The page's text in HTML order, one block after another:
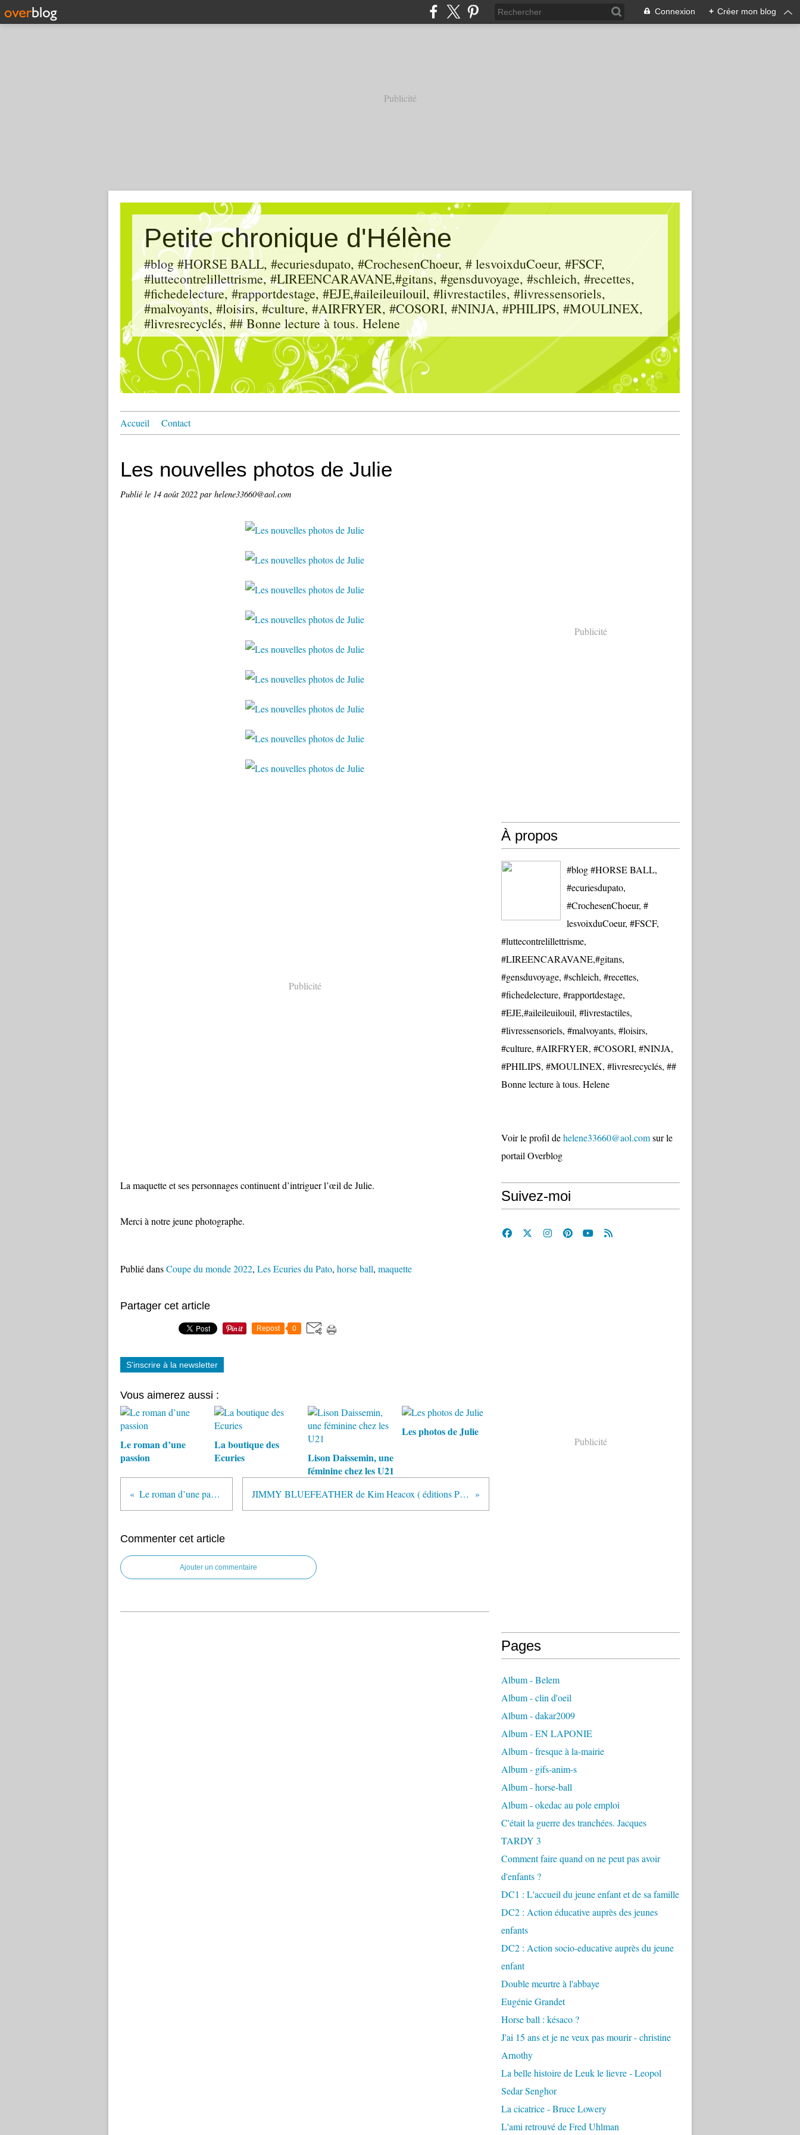
Connexion + Créer mon blog
Publicité
Petite chronique d'Hélène
#blog #HORSE BALL, #ecuriesdupato, #CrochesenChoeur, # lesvoixduCoeur, #FSCF,
#luttecontrelillettrisme, #LIREENCARAVANE,#gitans, #gensduvoyage, #schleich, #recettes,
#fichedelecture, #rapportdestage, #EJE,#aileileuilouil, #livrestactiles, #livressensoriels,
#malvoyants, #loisirs, #culture, #AIRFRYER, #COSORI, #NINJA, #PHILIPS, #MOULINEX,
#livresrecyclés, ## Bonne lecture à tous. Helene
Accueil Contact
Les nouvelles photos de Julie
Publié le 14 août 2022 par helene33660@aol.com
Publicité
La maquette et ses personnages continuent d’intriguer l’œil de Julie.
Merci à notre jeune photographe.
Publié dansCoupe du monde 2022, Les Ecuries du Pato, horse ball, maquette
Partager cet article
Repost 0
S'inscrire à la newsletter
Vous aimerez aussi :
Le roman d’une
passion
La boutique des
Ecuries
Lison Daissemin, une
féminine chez les U21
Les photos de Julie
Le roman d’une passion JIMMY BLUEFEATHER de Kim Heacox ( éditions Paulsen)
Commenter cet article
Ajouter un commentaire
Publicité
À propos
#blog #HORSE BALL,
#ecuriesdupato,
#CrochesenChoeur, #
lesvoixduCoeur, #FSCF,
#luttecontrelillettrisme,
#LIREENCARAVANE,#gitans,
#gensduvoyage, #schleich, #recettes,
#fichedelecture, #rapportdestage,
#EJE,#aileileuilouil, #livrestactiles,
#livressensoriels, #malvoyants, #loisirs,
#culture, #AIRFRYER, #COSORI, #NINJA,
#PHILIPS, #MOULINEX, #livresrecyclés, ##
Bonne lecture à tous. Helene
Voir le profil dehelene33660@aol.comsur le
portail Overblog
Suivez-moi
Publicité
Pages
Album - Belem
Album - clin d'oeil
Album - dakar2009
Album - EN LAPONIE
Album - fresque à la-mairie
Album - gifs-anim-s
Album - horse-ball
Album - okedac au pole emploi
C'était la guerre des tranchées. Jacques
TARDY 3
Comment faire quand on ne peut pas avoir
d'enfants ?
DC1 : L'accueil du jeune enfant et de sa famille
DC2 : Action éducative auprès des jeunes
enfants
DC2 : Action socio-educative auprès du jeune
enfant
Double meurtre à l'abbaye
Eugénie Grandet
Horse ball : késaco ?
J'ai 15 ans et je ne veux pas mourir - christine
Arnothy
La belle histoire de Leuk le lievre - Leopol
Sedar Senghor
La cicatrice - Bruce Lowery
L'ami retrouvé de Fred Uhlman